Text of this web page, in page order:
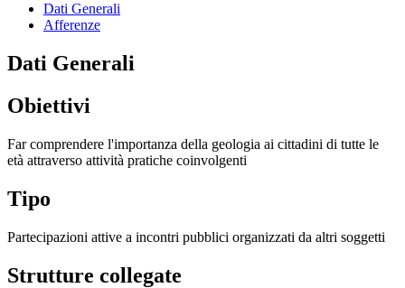
Dati Generali
Afferenze
Dati Generali
Obiettivi
Far comprendere l'importanza della geologia ai cittadini di tutte le
età attraverso attività pratiche coinvolgenti
Tipo
Partecipazioni attive a incontri pubblici organizzati da altri soggetti
Strutture collegate